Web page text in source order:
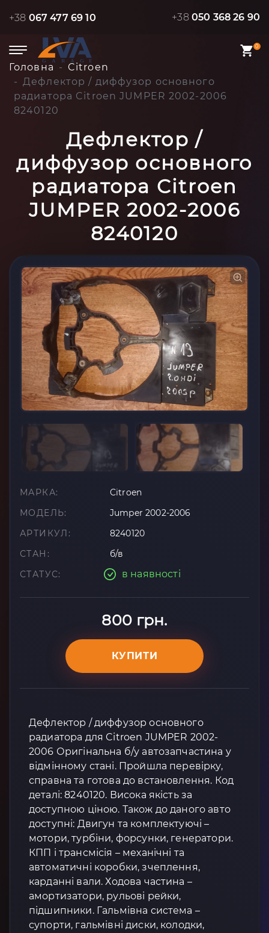
+38 067 477 69 10 +38 050 368 26 90
0
Головна
Citroen
Дефлектор / диффузор основного
радиатора Citroen JUMPER 2002-2006
8240120
Дефлектор /
диффузор основного
радиатора Citroen
JUMPER 2002-2006
8240120
МАРКА:
Citroen
МОДЕЛЬ:
Jumper 2002-2006
АРТИКУЛ:
8240120
СТАН:
б/в
СТАТУС:
в наявності
800 грн.
КУПИТИ
Дефлектор / диффузор основного
радиатора для Citroen JUMPER 2002-
2006 Оригінальна б/у автозапчастина у
відмінному стані. Пройшла перевірку,
справна та готова до встановлення. Код
деталі: 8240120. Висока якість за
доступною ціною. Також до даного авто
доступні: Двигун та комплектуючі –
мотори, турбіни, форсунки, генератори.
КПП і трансмісія – механічні та
автоматичні коробки, зчеплення,
карданні вали. Ходова частина –
амортизатори, рульові рейки,
підшипники. Гальмівна система –
супорти, гальмівні диски, колодки,